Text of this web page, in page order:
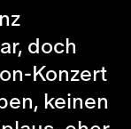
doch
Konzert
keinen